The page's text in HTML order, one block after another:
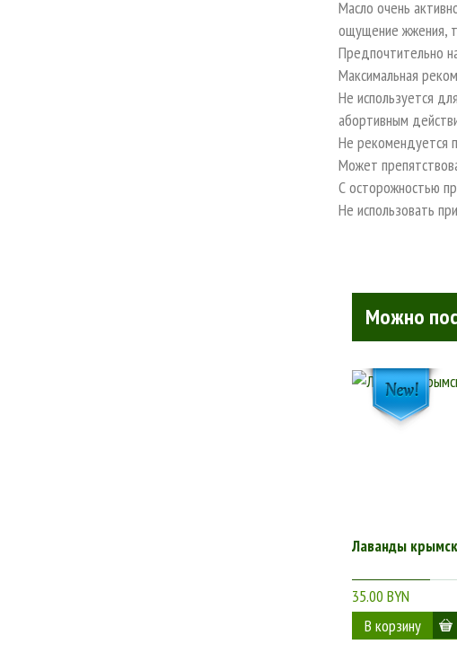
Масло очень
ощущение жжения,
Предпочтительно
Максимальная
Не используется
абортивным
Не рекомендуется
Может
С осторожностью
Не использовать
Можно
Лаванды
35.00 BYN